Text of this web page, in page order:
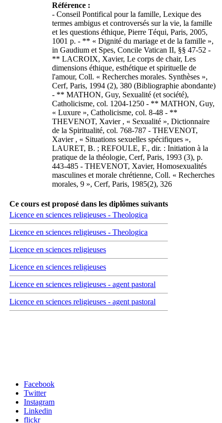
Référence :
- Conseil Pontifical pour la famille, Lexique des
termes ambigus et controversés sur la vie, la famille
et les questions éthique, Pierre Téqui, Paris, 2005,
1001 p. - ** « Dignité du mariage et de la famille »,
in Gaudium et Spes, Concile Vatican II, §§ 47-52 -
** LACROIX, Xavier, Le corps de chair, Les
dimensions éthique, esthétique et spirituelle de
l'amour, Coll. « Recherches morales. Synthèses »,
Cerf, Paris, 1994 (2), 380 (Bibliographie abondante)
- ** MATHON, Guy, Sexualité (et société),
Catholicisme, col. 1204-1250 - ** MATHON, Guy,
« Luxure », Catholicisme, col. 8-48 - **
THEVENOT, Xavier , « Sexualité », Dictionnaire
de la Spiritualité, col. 768-787 - THEVENOT,
Xavier , « Situations sexuelles spécifiques »,
LAURET, B. ; REFOULE, F., dir. : Initiation à la
pratique de la théologie, Cerf, Paris, 1993 (3), p.
443-485 - THEVENOT, Xavier, Homosexualités
masculines et morale chrétienne, Coll. « Recherches
morales, 9 », Cerf, Paris, 1985(2), 326
Ce cours est proposé dans les diplômes suivants
Licence en sciences religieuses - Theologica
Licence en sciences religieuses - Theologica
Licence en sciences religieuses
Licence en sciences religieuses
Licence en sciences religieuses - agent pastoral
Licence en sciences religieuses - agent pastoral
Facebook
Twitter
Instagram
Linkedin
flickr